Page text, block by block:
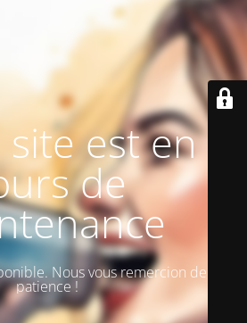
est en
de
Nous vous remercion de votre
patience !